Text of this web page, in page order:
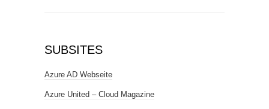
SUBSITES
Azure AD Webseite
Azure United – Cloud Magazine